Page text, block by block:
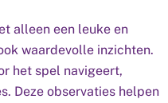
alleen een leuke en
waardevolle inzichten.
het spel navigeert,
Deze observaties helpen